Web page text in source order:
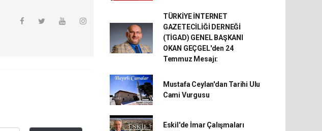
TÜRKİYE İNTERNET
GAZETECİLİĞİ DERNEĞİ
(TİGAD) GENEL BAŞKANI
OKAN GEÇGEL'den 24
Temmuz Mesajı:
Mustafa Ceylan'dan Tarihi Ulu
Cami Vurgusu
Eskil'de İmar Çalışmaları